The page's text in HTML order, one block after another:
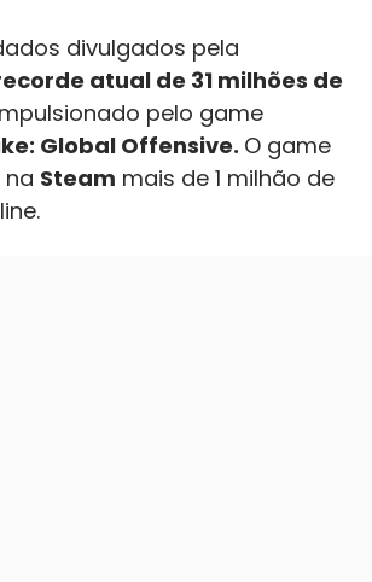
divulgados pela
atual de 31 milhões de
pelo game
Global Offensive. O game
Steam mais de 1 milhão de